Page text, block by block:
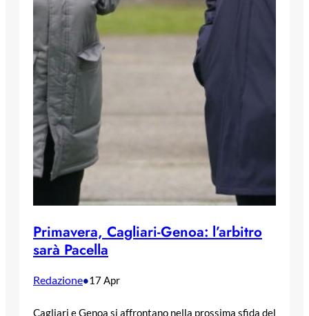
Primavera, Cagliari-Genoa: l’arbitro
sarà Pacella
Redazione•17 Apr
Cagliari e Genoa si affrontano nella prossima sfida del